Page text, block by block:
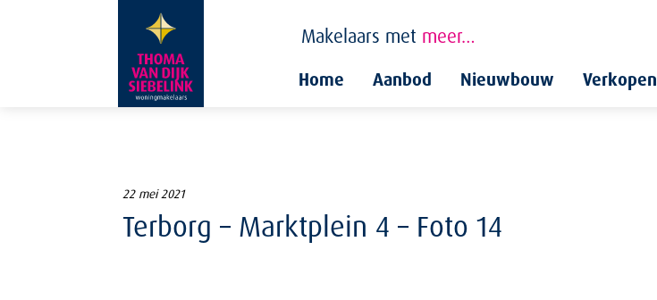
Makelaars met meer…
Home Aanbod Nieuwbouw Verkopen
22 mei 2021
Terborg – Marktplein 4 – Foto 14